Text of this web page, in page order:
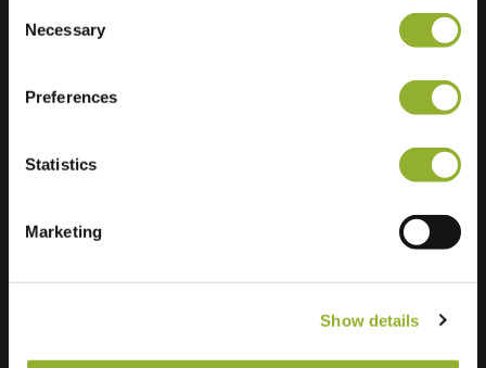
Selection
Necessary
Preferences
Statistics
Marketing
Show details